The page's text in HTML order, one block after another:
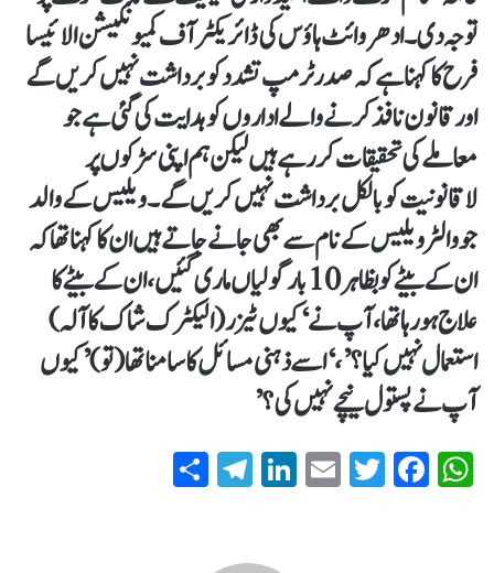
توجہ دی۔ ادھر وائٹ ہاؤس کی ڈائریکٹر آف کمیونکیشن الائیسا
فرح کا کہناہے کہ صدر ٹرمپ تشدد کو برداشت نہیں کریں گے
اور قانون نافذ کرنے والے اداروں کو ہدایت کی گئی ہے جو
معاملے کی تحقیقات کر رہے ہیں لیکن ہم اپنی سڑکوں پر
لاقانونیت کو بالکل برداشت نہیں کریں گے۔ ویلیس کے والد
جو والٹر ویلیس کے نام سے بھی جانے جاتے ہیں ان کا کہنا تھا کہ
ان کے بیٹے کو بظاہر 10 بار گولیاں ماری گئیں، ان کے بیٹے کا
علاج ہورہا تھا، آپ نے ‘کیوں ٹیزر (الیکٹرک شاک کا آلہ)
استعمال نہیں کیا؟’، ‘اسے ذہنی مسائل کا سامنا تھا (تو) ’کیوں
آپ نے پستول نیچے نہیں کی؟’
W
ha
Fa
ce
T
wi
E
m
Li
nk
T
el